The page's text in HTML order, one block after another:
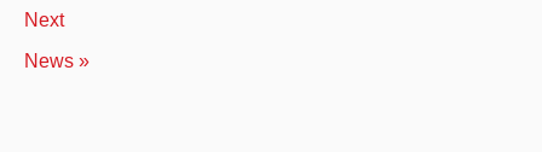
Next
News »